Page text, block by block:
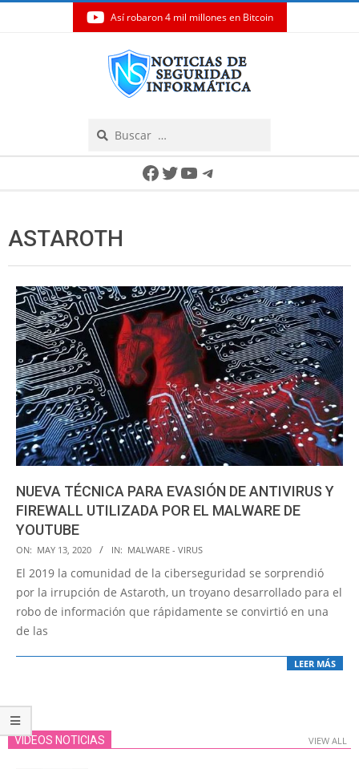
Así robaron 4 mil millones en Bitcoin
Facebook
Twitter
YouTube
Telegram
ASTAROTH
NUEVA TÉCNICA PARA EVASIÓN DE ANTIVIRUS Y
FIREWALL UTILIZADA POR EL MALWARE DE
YOUTUBE
2020-
05-
ON: MAY 13, 2020 IN: MALWARE - VIRUS
El 2019 la comunidad de la ciberseguridad se sorprendió
por la irrupción de Astaroth, un troyano desarrollado para el
robo de información que rápidamente se convirtió en una
de las
LEER MÁS
VIDEOS NOTICIAS VIEW ALL